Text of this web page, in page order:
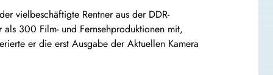
vielbeschäftigte Rentner aus der DDR-
300 Film- und Fernsehproduktionen mit,
er die erst Ausgabe der Aktuellen Kamera